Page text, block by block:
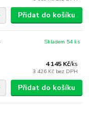
Přidat do košíku
4 145 Kč/ks
3 426 Kč bez DPH
Skladem 54 ks
Přidat do košíku